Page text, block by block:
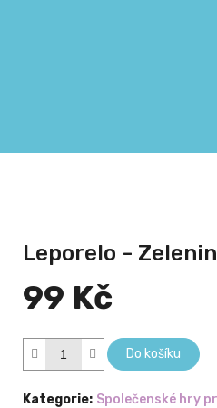
Leporelo -
99 Kč
cena:
Do košíku
Kategorie: Společenské hry